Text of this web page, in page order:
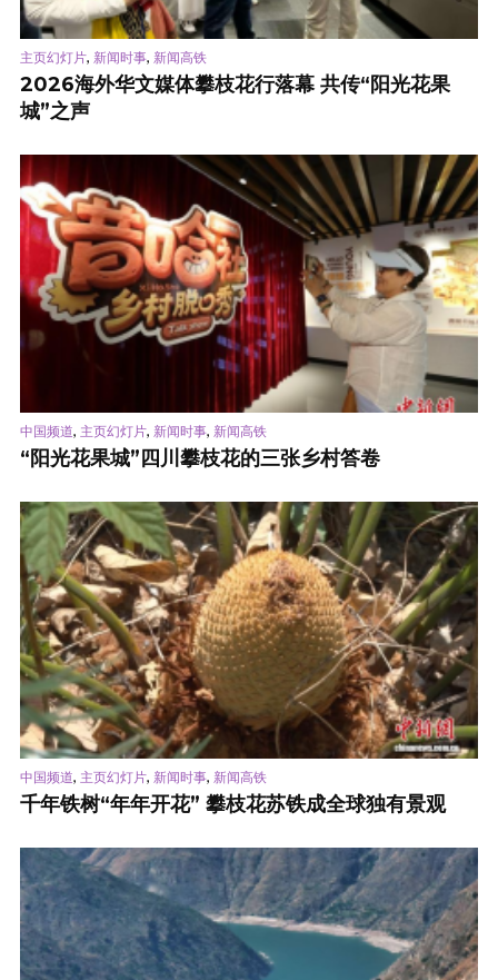
主页幻灯片, 新闻时事, 新闻高铁
2026海外华文媒体攀枝花行落幕 共传“阳光花果
城”之声
中国频道, 主页幻灯片, 新闻时事, 新闻高铁
“阳光花果城”四川攀枝花的三张乡村答卷
中国频道, 主页幻灯片, 新闻时事, 新闻高铁
千年铁树“年年开花” 攀枝花苏铁成全球独有景观